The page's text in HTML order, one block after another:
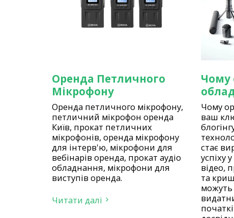
Оренда Петличного
Мікрофону
Оренда петличного мікрофону,
петличний мікрофон оренда
Київ, прокат петличних
мікрофонів, оренда мікрофону
для інтерв'ю, мікрофони для
вебінарів оренда, прокат аудіо
обладнання, мікрофони для
виступів оренда.
Читати далі
Чому
Чому
ваш
стає
успіху
відео,
та